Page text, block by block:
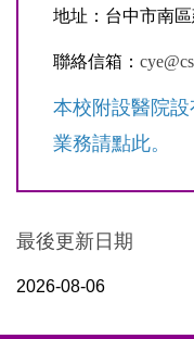
地址：台中市南
聯絡信箱：
本校附設醫院
業務請點此。
最後更新日期
2026-08-06